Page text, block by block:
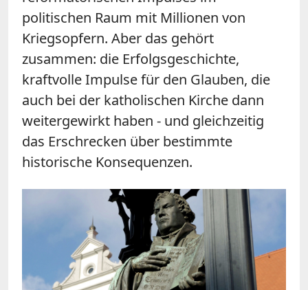
politischen Raum mit Millionen von
Kriegsopfern. Aber das gehört
zusammen: die Erfolgsgeschichte,
kraftvolle Impulse für den Glauben, die
auch bei der katholischen Kirche dann
weitergewirkt haben - und gleichzeitig
das Erschrecken über bestimmte
historische Konsequenzen.